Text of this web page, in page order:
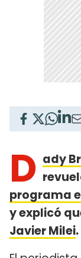
D ady
programa
y explicó
Javier Milei.